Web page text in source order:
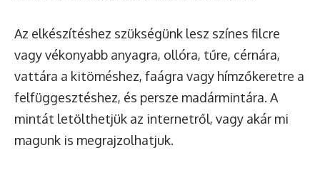
Az elkészítéshez szükségünk lesz színes filcre
vagy vékonyabb anyagra, ollóra, tűre, cérnára,
vattára a kitöméshez, faágra vagy hímzőkeretre a
felfüggesztéshez, és persze madármintára. A
mintát letölthetjük az internetről, vagy akár mi
magunk is megrajzolhatjuk.